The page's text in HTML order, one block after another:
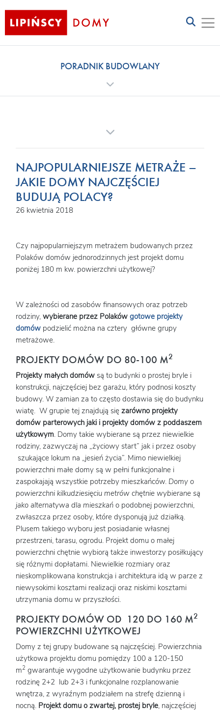
PORADNIK BUDOWLANY
NAJPOPULARNIEJSZE METRAŻE –
JAKIE DOMY NAJCZĘŚCIEJ
BUDUJĄ POLACY?
26 kwietnia 2018
Czy najpopularniejszym metrażem budowanych przez
Polaków domów jednorodzinnych jest projekt domu
poniżej 180 m kw. powierzchni użytkowej?
W zależności od zasobów finansowych oraz potrzeb
rodziny, wybierane przez Polaków gotowe projekty
domów podzielić można na cztery główne grupy
metrażowe.
PROJEKTY DOMÓW DO 80-100 M2
Projekty małych domów są to budynki o prostej bryle i
konstrukcji, najczęściej bez garażu, który podnosi koszty
budowy. W zamian za to często dostawia się do budynku
wiatę. W grupie tej znajdują się zarówno projekty
domów parterowych jaki i projekty domów z poddaszem
użytkowym. Domy takie wybierane są przez niewielkie
rodziny, zazwyczaj na „życiowy start” jak i przez osoby
szukające lokum na „jesień życia”. Mimo niewielkiej
powierzchni małe domy są w pełni funkcjonalne i
zaspokajają wszystkie potrzeby mieszkańców. Domy o
powierzchni kilkudziesięciu metrów chętnie wybierane są
jako alternatywa dla mieszkań o podobnej powierzchni,
zwłaszcza przez osoby, które dysponują już działką.
Plusem takiego wyboru jest posiadanie własnej
przestrzeni, tarasu, ogrodu. Projekt domu o małej
powierzchni chętnie wybiorą także inwestorzy posiłkujący
się różnymi dopłatami. Niewielkie rozmiary oraz
nieskomplikowana konstrukcja i architektura idą w parze z
niewysokimi kosztami realizacji oraz niskimi kosztami
utrzymania domu w przyszłości.
PROJEKTY DOMÓW OD 120 DO 160 M2
POWIERZCHNI UŻYTKOWEJ
Domy z tej grupy budowane są najczęściej. Powierzchnia
użytkowa projektu domu pomiędzy 100 a 120-150
m2 gwarantuje wygodne użytkowanie budynku przez
rodzinę 2+2 lub 2+3 i funkcjonalne rozplanowanie
wnętrza, z wyraźnym podziałem na strefę dzienną i
nocną. Projekt domu o zwartej, prostej bryle, najczęściej